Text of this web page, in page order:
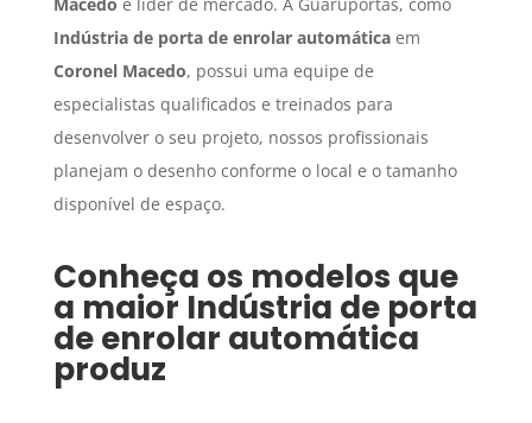
Indústria de porta de enrolar automáticaem
Coronel Macedo, possui uma equipe de
especialistas qualificados e treinados para
desenvolver o seu projeto, nossos profissionais
planejam o desenho conforme o local e o tamanho
disponível de espaço.
Conheça os modelos que
a maior Indústria de porta
de enrolar automática
produz